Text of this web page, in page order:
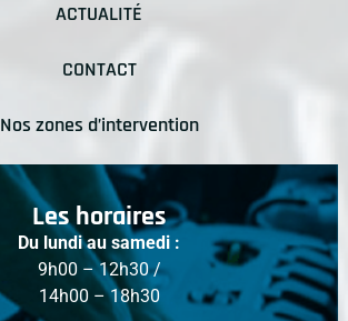
ACTUALITÉ
CONTACT
Nos zones d’intervention
Les horaires
Du lundi au samedi :
9h00 – 12h30 /
14h00 – 18h30